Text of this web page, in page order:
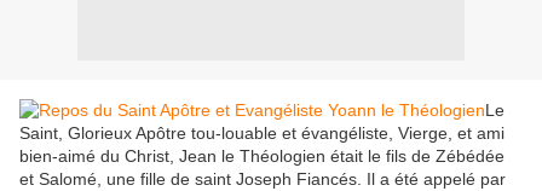
Le
Saint, Glorieux Apôtre tou-louable et évangéliste, Vierge, et ami
bien-aimé du Christ, Jean le Théologien était le fils de Zébédée
et Salomé, une fille de saint Joseph Fiancés. Il a été appelé par